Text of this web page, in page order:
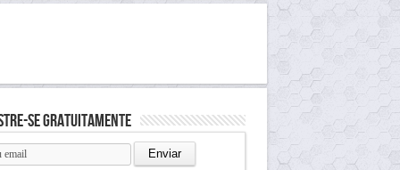
se gratuitamente